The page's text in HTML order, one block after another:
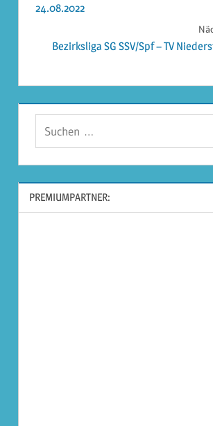
24.08.2022
Bezirksliga SG SSV/Spf – TV
PREMIUMPARTNER: